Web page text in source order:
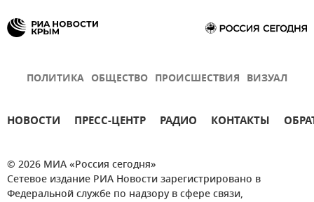
ПОЛИТИКА ОБЩЕСТВО ПРОИСШЕСТВИЯ ВИЗУАЛ
НОВОСТИ ПРЕСС-ЦЕНТР РАДИО КОНТАКТЫ
© 2026 МИА «Россия сегодня»
Сетевое издание РИА Новости зарегистрировано в
Федеральной службе по надзору в сфере связи,